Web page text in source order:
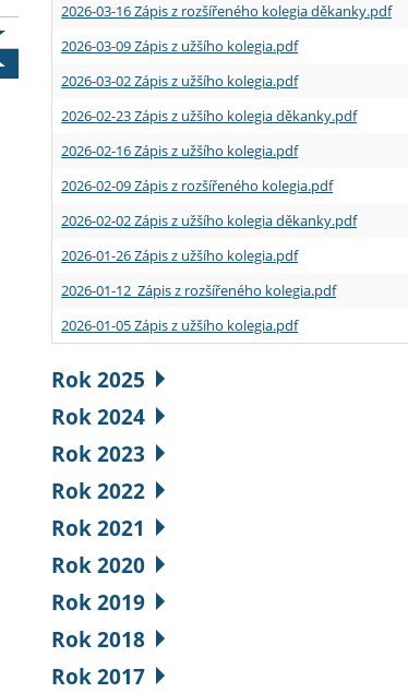
2026-03-16 Zápis z rozšířeného kolegia děkanky.pdf
2026-03-09 Zápis z užšího kolegia.pdf
2026-03-02 Zápis z užšího kolegia.pdf
2026-02-23 Zápis z užšího kolegia děkanky.pdf
2026-02-16 Zápis z užšího kolegia.pdf
2026-02-09 Zápis z rozšířeného kolegia.pdf
2026-02-02 Zápis z užšího kolegia děkanky.pdf
2026-01-26 Zápis z užšího kolegia.pdf
2026-01-12 Zápis z rozšířeného kolegia.pdf
2026-01-05 Zápis z užšího kolegia.pdf
Rok 2025
Rok 2024
Rok 2023
Rok 2022
Rok 2021
Rok 2020
Rok 2019
Rok 2018
Rok 2017